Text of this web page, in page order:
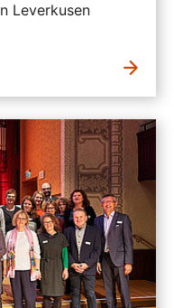
Leverkusen